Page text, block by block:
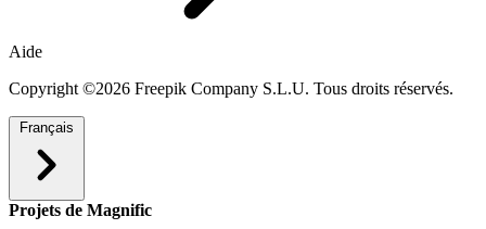
Aide
Copyright ©2026 Freepik Company S.L.U. Tous droits réservés.
Français
Projets de Magnific